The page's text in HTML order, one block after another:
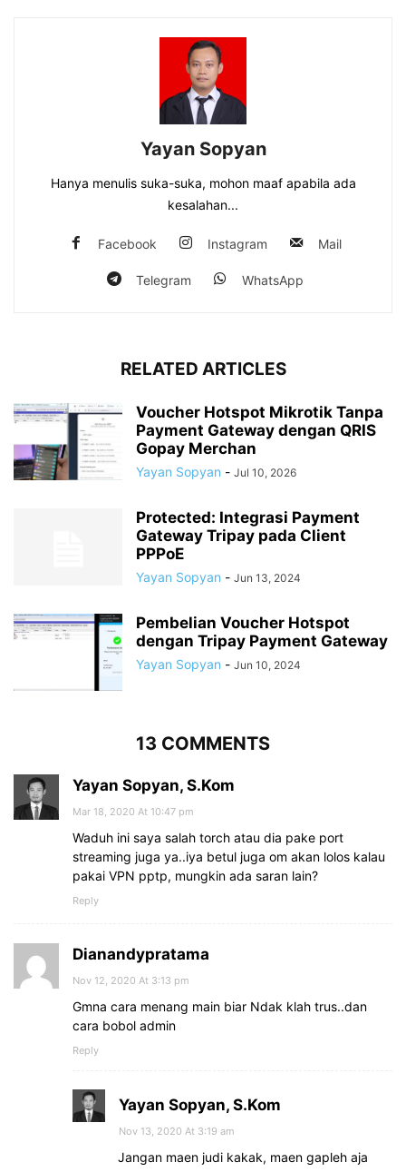
Yayan Sopyan
Hanya menulis suka-suka, mohon maaf apabila ada
kesalahan...
Facebook Instagram Mail
Telegram WhatsApp
RELATED ARTICLES
Voucher Hotspot Mikrotik Tanpa
Payment Gateway dengan QRIS
Gopay Merchan
Yayan Sopyan - Jul 10, 2026
Protected: Integrasi Payment
Gateway Tripay pada Client
PPPoE
Yayan Sopyan - Jun 13, 2024
Pembelian Voucher Hotspot
dengan Tripay Payment Gateway
Yayan Sopyan - Jun 10, 2024
13 COMMENTS
Yayan Sopyan, S.Kom
Mar 18, 2020 At 10:47 pm
Waduh ini saya salah torch atau dia pake port
streaming juga ya..iya betul juga om akan lolos kalau
pakai VPN pptp, mungkin ada saran lain?
Reply
Dianandypratama
Nov 12, 2020 At 3:13 pm
Gmna cara menang main biar Ndak klah trus..dan
cara bobol admin
Reply
Yayan Sopyan, S.Kom
Nov 13, 2020 At 3:19 am
Jangan maen judi kakak, maen gapleh aja